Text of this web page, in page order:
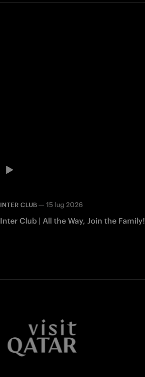
INTER CLUB— 15 lug 2026
Inter Club | All the Way, Join the Family!